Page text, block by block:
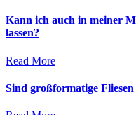
Kann ich auch in meiner
lassen?
Read More
Sind großformatige Fliesen